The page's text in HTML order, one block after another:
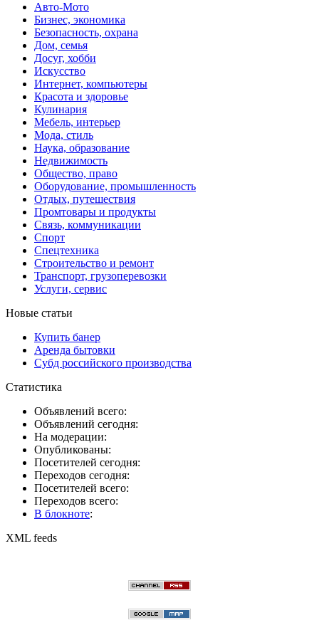
Авто-Мото
Бизнес, экономика
Безопасность, охрана
Дом, семья
Досуг, хобби
Искусство
Интернет, компьютеры
Красота и здоровье
Кулинария
Мебель, интерьер
Мода, стиль
Наука, образование
Недвижимость
Общество, право
Оборудование, промышленность
Отдых, путешествия
Промтовары и продукты
Связь, коммуникации
Спорт
Спецтехника
Строительство и ремонт
Транспорт, грузоперевозки
Услуги, сервис
Новые статьи
Купить банер
Аренда бытовки
Субд российского производства
Статистика
Объявлений всего:
Объявлений сегодня:
На модерации:
Опубликованы:
Посетителей сегодня:
Переходов сегодня:
Посетителей всего:
Переходов всего:
В блокноте:
XML feeds